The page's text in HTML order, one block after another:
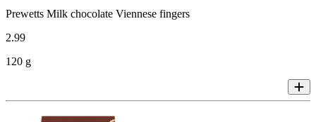
Prewetts Milk chocolate Viennese fingers
2.99
120 g